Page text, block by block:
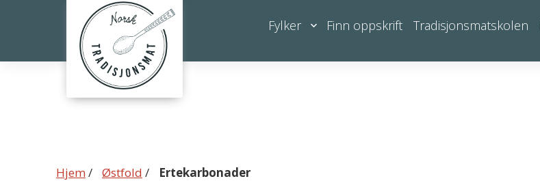
Ertekarbonader Fylker Finn oppskrift Tradisjonsmatskolen
Hjem/ Østfold / Ertekarbonader